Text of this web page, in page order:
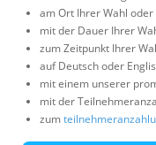
am Ort Ihrer Wahl
mit der Dauer Ihrer
zum Zeitpunkt Ihrer
auf Deutsch oder
mit einem unserer
mit der
zum